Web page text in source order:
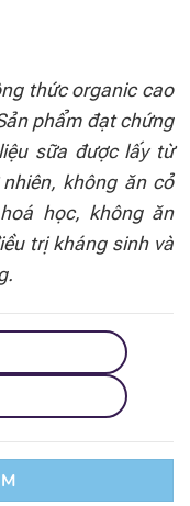
thức organic cao
phẩm đạt chứng
sữa được lấy từ
không ăn cỏ
học, không ăn
trị kháng sinh và